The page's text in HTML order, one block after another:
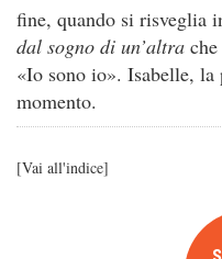
fine, quando si risveglia
dal sogno di un’altra
«Io sono io». Isabelle, la
momento.
[Vai all'indice]